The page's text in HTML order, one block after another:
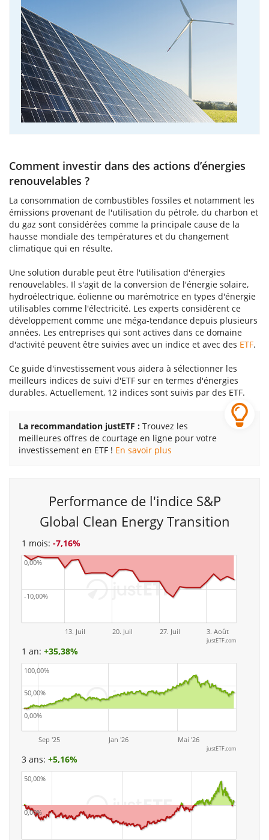
Comment investir dans des actions d’énergies
renouvelables ?
La consommation de combustibles fossiles et notamment les
émissions provenant de l'utilisation du pétrole, du charbon et
du gaz sont considérées comme la principale cause de la
hausse mondiale des températures et du changement
climatique qui en résulte.
Une solution durable peut être l'utilisation d'énergies
renouvelables. Il s'agit de la conversion de l'énergie solaire,
hydroélectrique, éolienne ou marémotrice en types d'énergie
utilisables comme l'électricité. Les experts considèrent ce
développement comme une méga-tendance depuis plusieurs
années. Les entreprises qui sont actives dans ce domaine
d'activité peuvent être suivies avec un indice et avec des ETF.
Ce guide d'investissement vous aidera à sélectionner les
meilleurs indices de suivi d'ETF sur en termes d'énergies
durables. Actuellement, 12 indices sont suivis par des ETF.
La recommandation justETF : Trouvez les
meilleures offres de courtage en ligne pour votre
investissement en ETF ! En savoir plus
Performance de l'indice S&P
Global Clean Energy Transition
1 mois: -7,16%
13. Juil 20. Juil 27. Juil 3. Août
-10,00%
0,00%
justETF.com
1 an: +35,38%
Sep '25 Jan '26 Mai '26
0,00%
50,00%
100,00%
justETF.com
3 ans: +5,16%
0,00%
50,00%